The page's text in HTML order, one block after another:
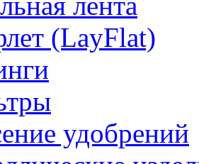
(LayFlat)
удобрений